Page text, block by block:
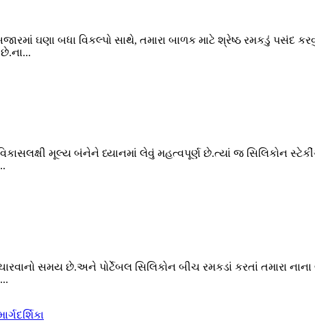
ઘણા બધા વિકલ્પો સાથે, તમારા બાળક માટે શ્રેષ્ઠ રમકડું
મૂલ્ય બંનેને ધ્યાનમાં લેવું મહત્વપૂર્ણ છે.ત્યાં જ સિલિકોન
સમય છે.અને પોર્ટેબલ સિલિકોન બીચ રમકડાં કરતાં તમારા નાના